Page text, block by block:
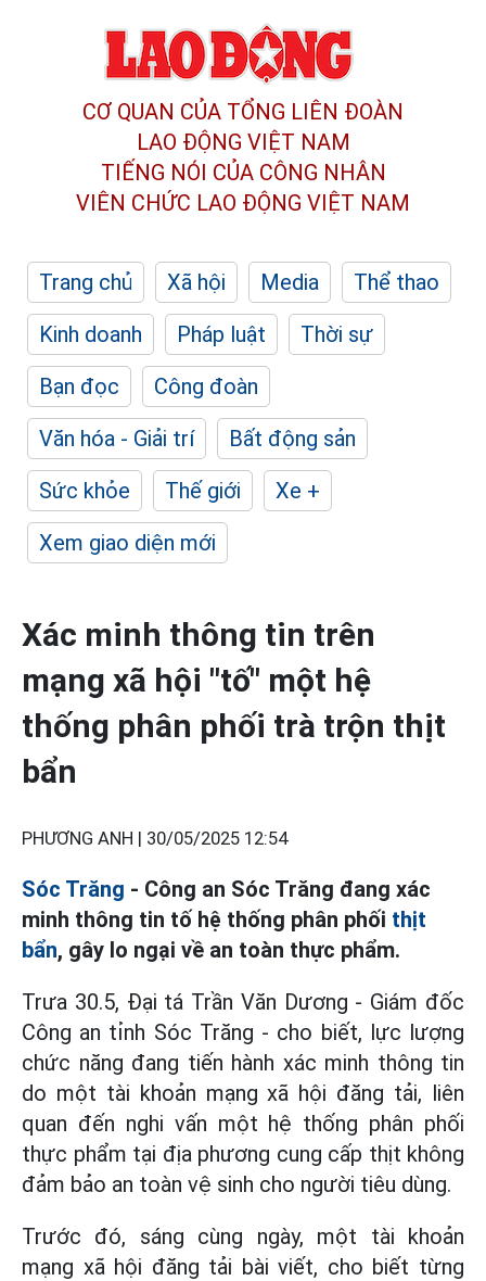
CƠ QUAN CỦA TỔNG LIÊN ĐOÀN
LAO ĐỘNG VIỆT NAM
TIẾNG NÓI CỦA CÔNG NHÂN
VIÊN CHỨC LAO ĐỘNG VIỆT NAM
Trang chủ Xã hội Media
Thể thao
Kinh doanh
Pháp luật
Thời sự
Bạn đọc
Công đoàn
Văn hóa - Giải trí
Bất động sản
Sức khỏe
Thế giới
Xe +
Xem giao diện mới
Xác minh thông tin trên
mạng xã hội "tố" một hệ
thống phân phối trà trộn thịt
bẩn
PHƯƠNG ANH | 30/05/2025 12:54
Sóc Trăng - Công an Sóc Trăng đang xác
minh thông tin tố hệ thống phân phối thịt
bẩn, gây lo ngại về an toàn thực phẩm.
Trưa 30.5, Đại tá Trần Văn Dương - Giám đốc
Công an tỉnh Sóc Trăng - cho biết, lực lượng
chức năng đang tiến hành xác minh thông tin
do một tài khoản mạng xã hội đăng tải, liên
quan đến nghi vấn một hệ thống phân phối
thực phẩm tại địa phương cung cấp thịt không
đảm bảo an toàn vệ sinh cho người tiêu dùng.
Trước đó, sáng cùng ngày, một tài khoản
mạng xã hội đăng tải bài viết, cho biết từng